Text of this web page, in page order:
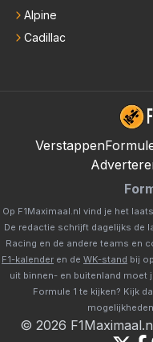
Alpine
Cadillac
Verstappen
Op F1Maximaal.nl vind je het
De redactie schrijft dagelijks de
Racing en de andere teams en
F1-kalender en de WK-stand bij
uit binnen- en buitenland moet
Formule 1 te kijken? Kijk
© 2026